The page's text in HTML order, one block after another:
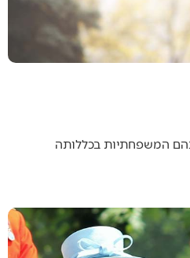
המשפחתיות בכללותה